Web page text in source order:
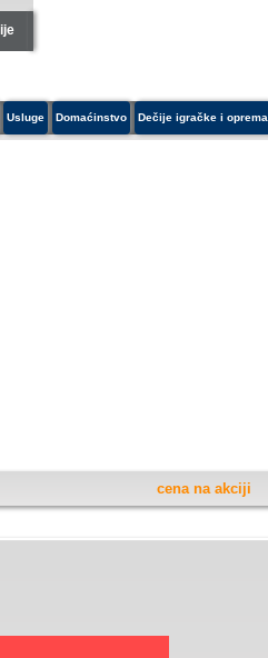
Usluge Domaćinstvo Dečije igračke i oprema
cena na akciji